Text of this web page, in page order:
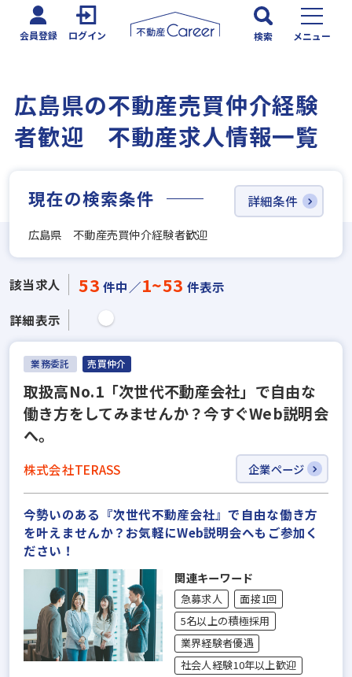
会員登録 ログイン 検索 メニュー
広島県の不動産売買仲介経験
者歓迎 不動産求人情報一覧
現在の検索条件
広島県 不動産売買仲介経験者歓迎
詳細条件
該当求人 53 件中／1~53 件表示
詳細表示
業務委託 売買仲介
取扱高No.1「次世代不動産会社」で自由な
働き方をしてみませんか？今すぐWeb説明会
へ。
株式会社TERASS 企業ページ
今勢いのある『次世代不動産会社』で自由な働き方
を叶えませんか？お気軽にWeb説明会へもご参加く
ださい！
関連キーワード
急募求人
面接1回
5名以上の積極採用
業界経験者優遇
社会人経験10年以上歓迎